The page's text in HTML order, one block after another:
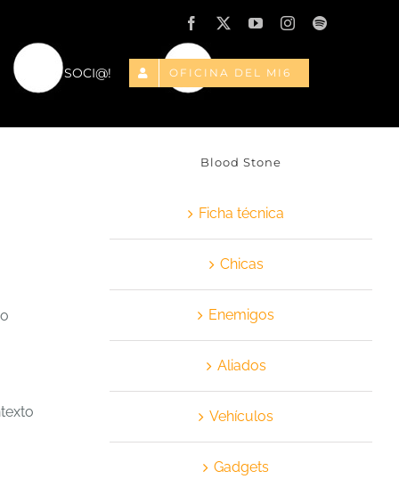
Facebook
X YouTubeInstagramSpotify
¡HAZTE SOCI@! OFICINA DEL MI6
Blood Stone
Ficha técnica
Chicas
Enemigos
Aliados
Vehículos
Gadgets